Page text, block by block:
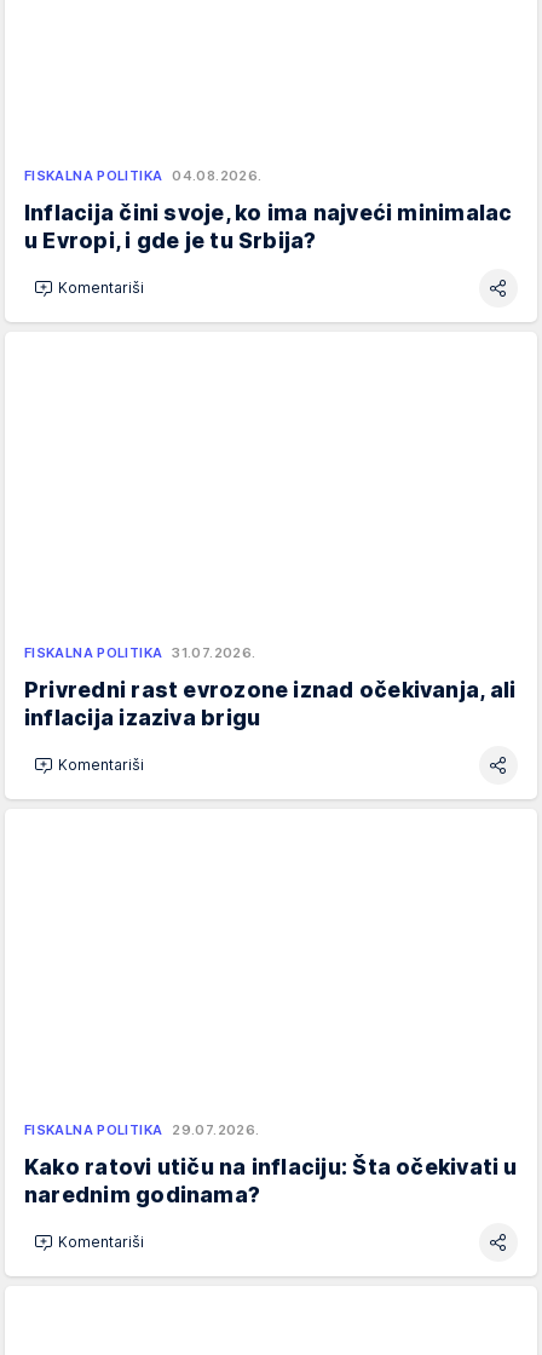
FISKALNA POLITIKA 04.08.2026.
Inflacija čini svoje, ko ima najveći minimalac
u Evropi, i gde je tu Srbija?
Komentariši
FISKALNA POLITIKA 31.07.2026.
Privredni rast evrozone iznad očekivanja, ali
inflacija izaziva brigu
Komentariši
FISKALNA POLITIKA 29.07.2026.
Kako ratovi utiču na inflaciju: Šta očekivati u
narednim godinama?
Komentariši